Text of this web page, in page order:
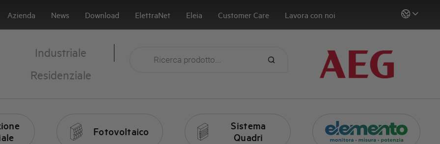
Azienda News Download ElettraNet Eleia Customer Care Lavora con noi
Industriale
Residenziale
Fotovoltaico
Sistema
Quadri